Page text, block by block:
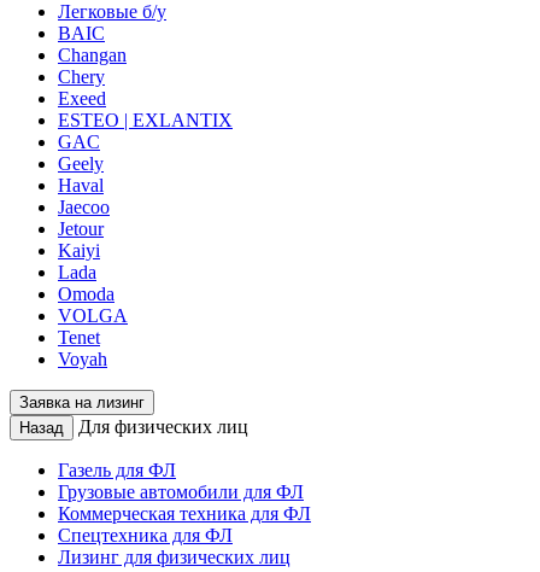
Легковые б/у
BAIC
Changan
Chery
Exeed
ESTEO | EXLANTIX
GAC
Geely
Haval
Jaecoo
Jetour
Kaiyi
Lada
Omoda
VOLGA
Tenet
Voyah
Заявка на лизинг
Назад
Для физических лиц
Газель для ФЛ
Грузовые автомобили для ФЛ
Коммерческая техника для ФЛ
Спецтехника для ФЛ
Лизинг для физических лиц